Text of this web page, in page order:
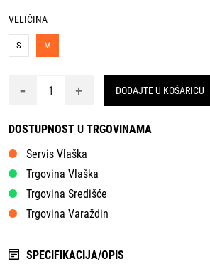
VELIČINA
S M
- + DODAJTE U KOŠARICU
DOSTUPNOST U TRGOVINAMA
Servis Vlaška
Trgovina Vlaška
Trgovina Središće
Trgovina Varaždin
SPECIFIKACIJA/OPIS